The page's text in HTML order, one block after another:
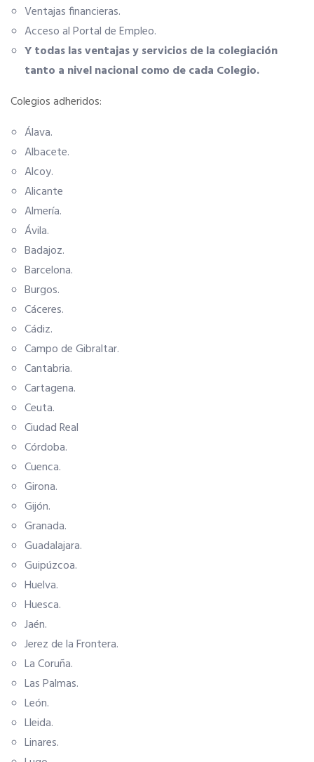
Formación gratuita
Servicios financieros
Seguro de vida
Tu CRM AC
Ventajas fiscales
Despachos y salas de reuniones
Consulados comerciales
Internacional
Hoteles
Apps
Información a la última
OFERTAS DE EMPLEO
Candidatos
Ventajas financieras.
Acceso al Portal de Empleo.
Y todas las ventajas y servicios de la colegiación
tanto a nivel nacional como de cada Colegio.
Colegios adheridos:
Álava.
Albacete.
Alcoy.
Alicante
Almería.
Ávila.
Badajoz.
Barcelona.
Burgos.
Cáceres.
Cádiz.
Campo de Gibraltar.
Cantabria.
Cartagena.
Ceuta.
Ciudad Real
Córdoba.
Cuenca.
Girona.
Gijón.
Granada.
Guadalajara.
Guipúzcoa.
Huelva.
Huesca.
Jaén.
Jerez de la Frontera.
La Coruña.
Las Palmas.
León.
Lleida.
Linares.